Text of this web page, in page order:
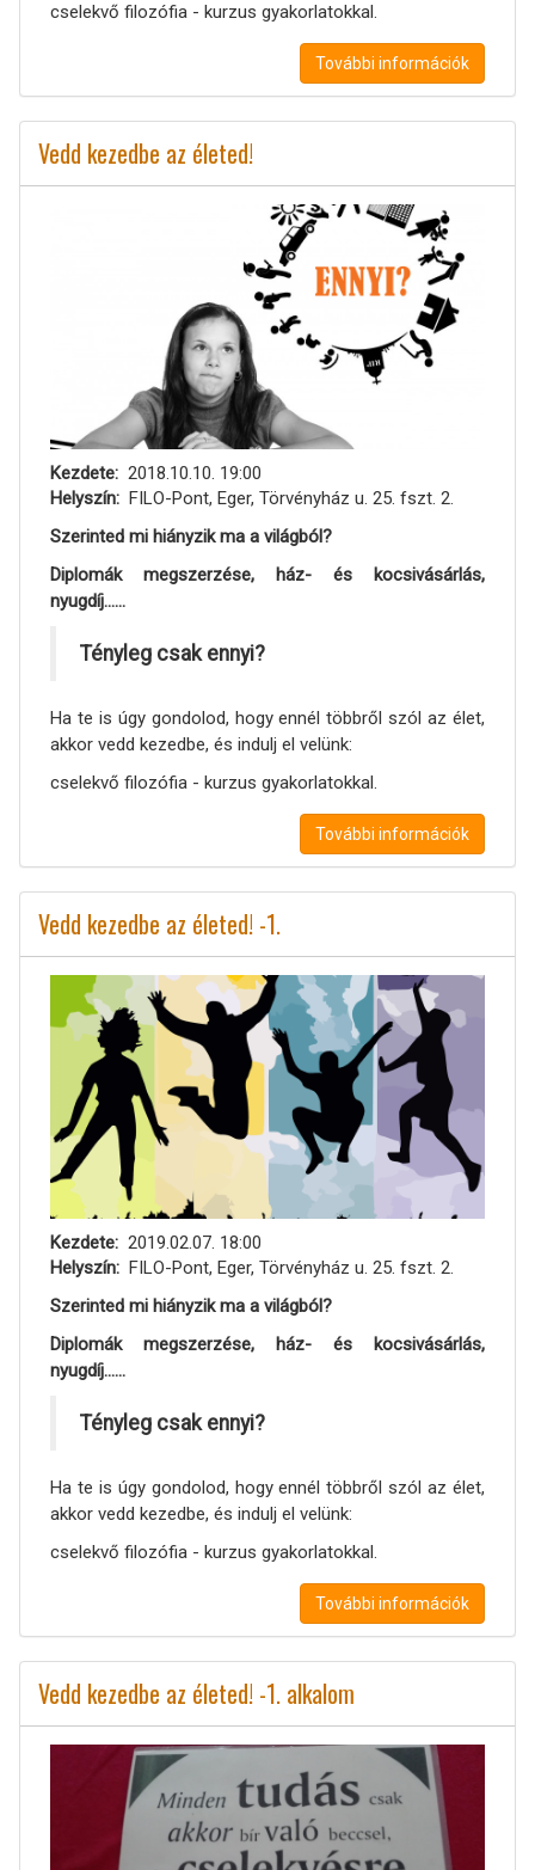
cselekvő filozófia - kurzus gyakorlatokkal.
További információk
Vedd kezedbe az életed!
Kezdete
2018.10.10. 19:00
Helyszín
FILO-Pont, Eger, Törvényház u. 25. fszt. 2.
Szerinted mi hiányzik ma a világból?
Diplomák megszerzése, ház- és kocsivásárlás,
nyugdíj......
Tényleg csak ennyi?
Ha te is úgy gondolod, hogy ennél többről szól az élet,
akkor vedd kezedbe, és indulj el velünk:
cselekvő filozófia - kurzus gyakorlatokkal.
További információk
Vedd kezedbe az életed! -1.
Kezdete
2019.02.07. 18:00
Helyszín
FILO-Pont, Eger, Törvényház u. 25. fszt. 2.
Szerinted mi hiányzik ma a világból?
Diplomák megszerzése, ház- és kocsivásárlás,
nyugdíj......
Tényleg csak ennyi?
Ha te is úgy gondolod, hogy ennél többről szól az élet,
akkor vedd kezedbe, és indulj el velünk:
cselekvő filozófia - kurzus gyakorlatokkal.
További információk
Vedd kezedbe az életed! -1. alkalom